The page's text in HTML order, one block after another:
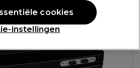
instellingen
cookies